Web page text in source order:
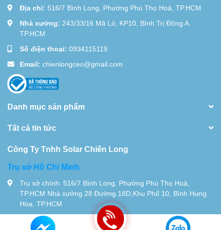
Địa chỉ: 516/7 Bình Long, Phường Phú Thọ Hoà, TP.HCM
Nhà xưởng: 243/33/16 Mã Lò, KP10, Bình Trị Đông A.
TP.HCM
Số điện thoại: 0934115119
Email: chienlongceo@gmail.com
Danh mục sản phẩm
Tất cả tin tức
Công Ty Tnhh Solar Chiến Long
Trụ sở Hồ Chi Minh
Trụ sở chính: 516/7 Bình Long, Phường Phú Thọ Hoà,
TP.HCM Nhà xưởng 28 Đường 18D,Khu Phố 10, Bình Hưng
Hòa. TP.HCM
Tel:0934115119